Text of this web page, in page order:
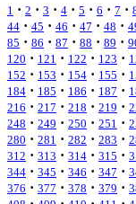
1 · 2 · 3 · 4 · 5 · 6 · 7 ·
44 · 45 · 46 · 47 · 48 ·
85 · 86 · 87 · 88 · 89 ·
120 · 121 · 122 · 123 ·
152 · 153 · 154 · 155 ·
184 · 185 · 186 · 187 ·
216 · 217 · 218 · 219 ·
248 · 249 · 250 · 251 ·
280 · 281 · 282 · 283 ·
312 · 313 · 314 · 315 ·
344 · 345 · 346 · 347 ·
376 · 377 · 378 · 379 ·